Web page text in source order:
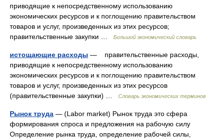
приводящие к непосредственному использованию
экономических ресурсов и к поглощению правительством
товаров и услуг, произведенных из этих ресурсов;
правительственные закупки …
Большой экономический словарь
истощающие расходы — правительственные расходы,
приводящие к непосредственному использованию
экономических ресурсов и к поглощению правительством
товаров и услуг, произведенных из этих ресурсов
(правительственные закупки) …
Словарь экономических терминов
Рынок труда — (Labor market) Рынок труда это сфера
формирования спроса и предложения на рабочую силу
Определение рынка труда, определение рабочей силы,